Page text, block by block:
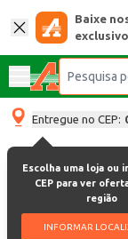
Baixe
Entregue no CEP:
Escolha uma loja ou
CEP para ver
região
INFORMAR